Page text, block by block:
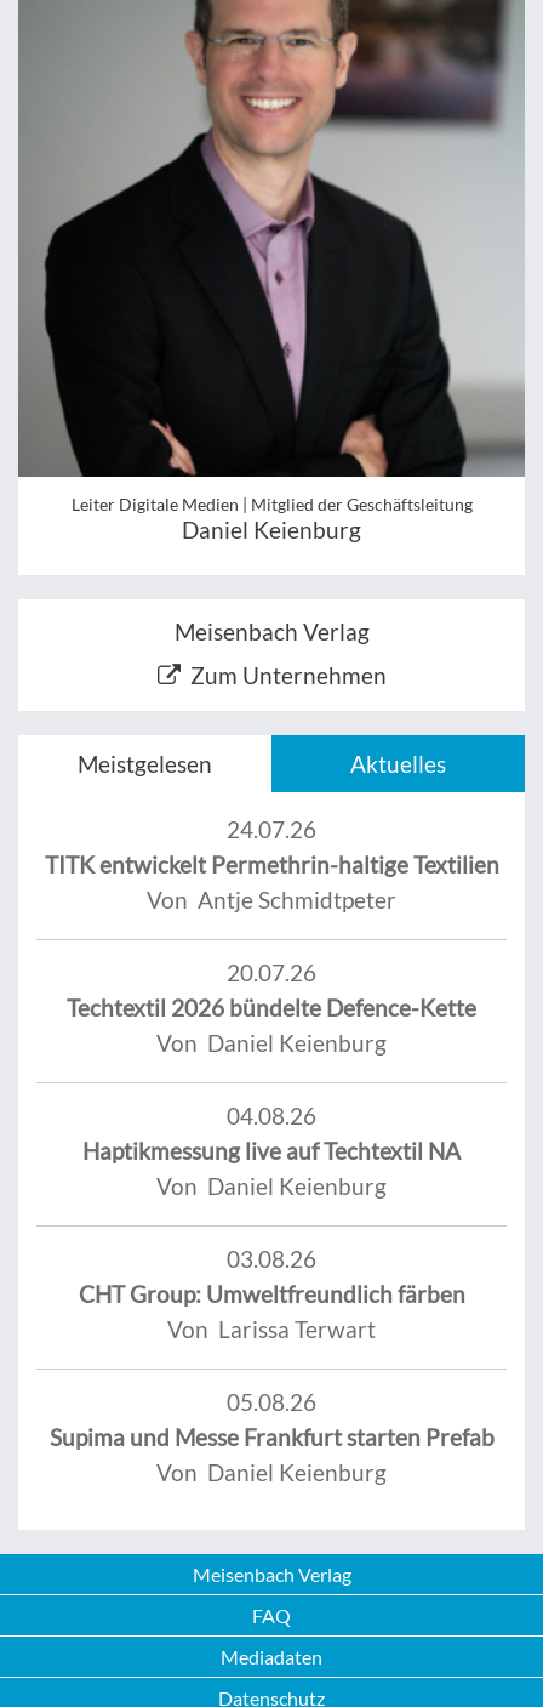
Leiter Digitale Medien | Mitglied der Geschäftsleitung
Daniel Keienburg
Meisenbach Verlag
Zum Unternehmen
Meistgelesen Aktuelles
24.07.26
TITK entwickelt Permethrin-haltige Textilien
Von Antje Schmidtpeter
20.07.26
Techtextil 2026 bündelte Defence-Kette
Von Daniel Keienburg
04.08.26
Haptikmessung live auf Techtextil NA
Von Daniel Keienburg
03.08.26
CHT Group: Umweltfreundlich färben
Von Larissa Terwart
05.08.26
Supima und Messe Frankfurt starten Prefab
Von Daniel Keienburg
Meisenbach Verlag
FAQ
Mediadaten
Datenschutz